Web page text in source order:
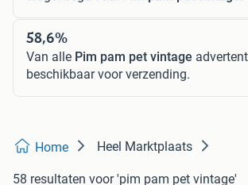
58,6%
Van alle Pim pam pet vintage
beschikbaar voor verzending.
Home Heel Marktplaats
58 resultaten voor 'pim pam pet vintage'